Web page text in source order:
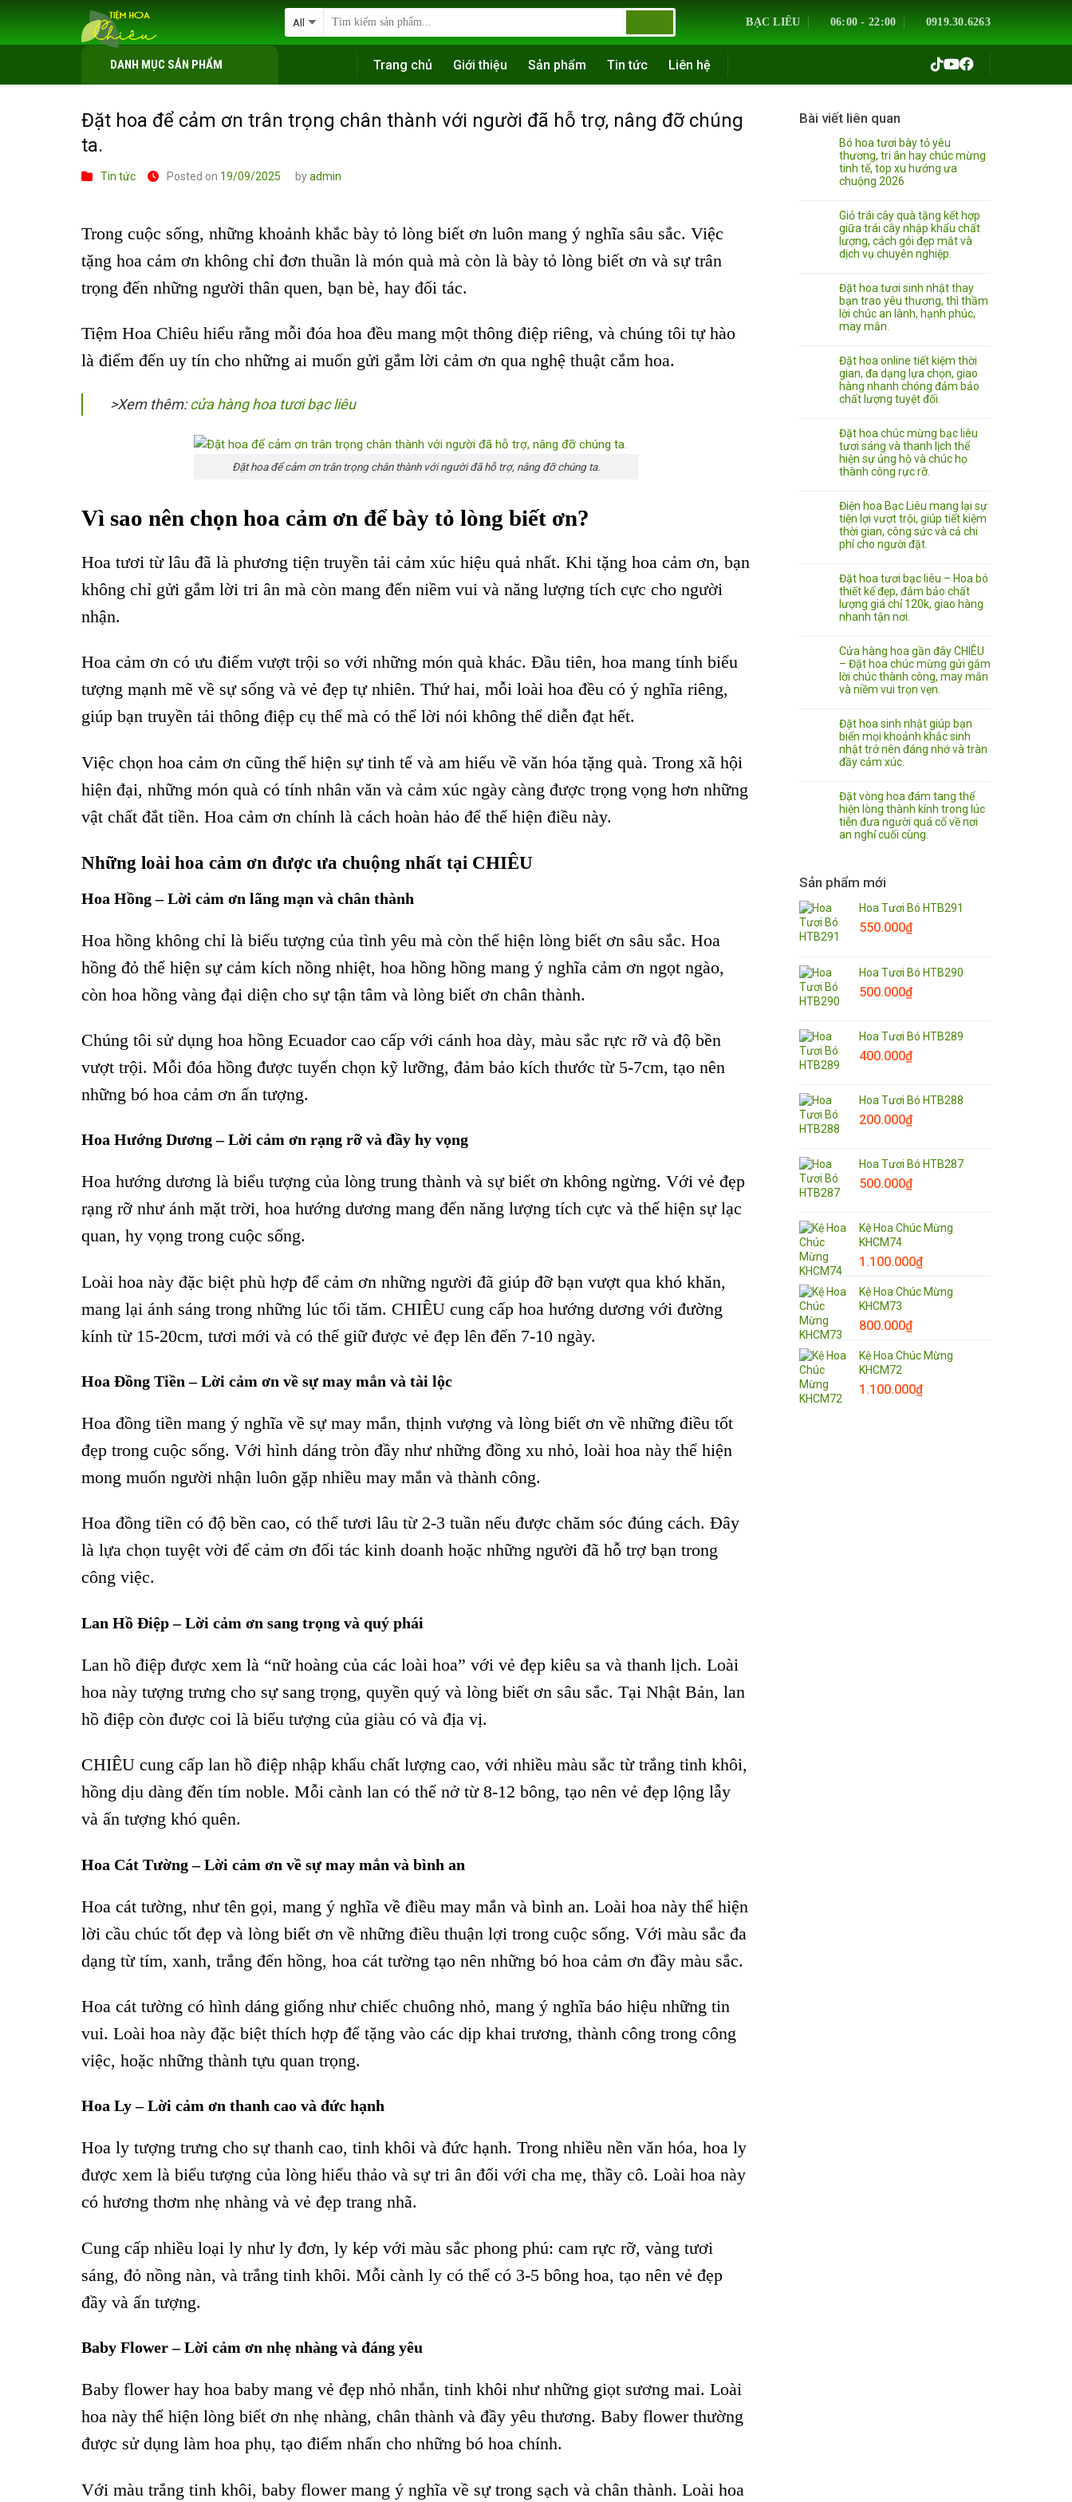
content
BẠC LIÊU 06:00 - 22:00 0919.30.6263
DANH MỤC SẢN PHẨM Trang chủ Giới thiệu Sản phẩm Tin tức Liên hệ
Đặt hoa để cảm ơn trân trọng chân thành với người đã hỗ trợ, nâng đỡ chúng
ta.
Tin tức Posted on 19/09/2025 byadmin
Trong cuộc sống, những khoảnh khắc bày tỏ lòng biết ơn luôn mang ý nghĩa sâu sắc. Việc
tặng hoa cảm ơn không chỉ đơn thuần là món quà mà còn là bày tỏ lòng biết ơn và sự trân
trọng đến những người thân quen, bạn bè, hay đối tác.
Tiệm Hoa Chiêu hiểu rằng mỗi đóa hoa đều mang một thông điệp riêng, và chúng tôi tự hào
là điểm đến uy tín cho những ai muốn gửi gắm lời cảm ơn qua nghệ thuật cắm hoa.
>Xem thêm:cửa hàng hoa tươi bạc liêu
Đặt hoa để cảm ơn trân trọng chân thành với người đã hỗ trợ, nâng đỡ chúng ta.
Vì sao nên chọn hoa cảm ơn để bày tỏ lòng biết ơn?
Hoa tươi từ lâu đã là phương tiện truyền tải cảm xúc hiệu quả nhất. Khi tặng hoa cảm ơn, bạn
không chỉ gửi gắm lời tri ân mà còn mang đến niềm vui và năng lượng tích cực cho người
nhận.
Hoa cảm ơn có ưu điểm vượt trội so với những món quà khác. Đầu tiên, hoa mang tính biểu
tượng mạnh mẽ về sự sống và vẻ đẹp tự nhiên. Thứ hai, mỗi loài hoa đều có ý nghĩa riêng,
giúp bạn truyền tải thông điệp cụ thể mà có thể lời nói không thể diễn đạt hết.
Việc chọn hoa cảm ơn cũng thể hiện sự tinh tế và am hiểu về văn hóa tặng quà. Trong xã hội
hiện đại, những món quà có tính nhân văn và cảm xúc ngày càng được trọng vọng hơn những
vật chất đắt tiền. Hoa cảm ơn chính là cách hoàn hảo để thể hiện điều này.
Những loài hoa cảm ơn được ưa chuộng nhất tại CHIÊU
Hoa Hồng – Lời cảm ơn lãng mạn và chân thành
Hoa hồng không chỉ là biểu tượng của tình yêu mà còn thể hiện lòng biết ơn sâu sắc. Hoa
hồng đỏ thể hiện sự cảm kích nồng nhiệt, hoa hồng hồng mang ý nghĩa cảm ơn ngọt ngào,
còn hoa hồng vàng đại diện cho sự tận tâm và lòng biết ơn chân thành.
Chúng tôi sử dụng hoa hồng Ecuador cao cấp với cánh hoa dày, màu sắc rực rỡ và độ bền
vượt trội. Mỗi đóa hồng được tuyển chọn kỹ lưỡng, đảm bảo kích thước từ 5-7cm, tạo nên
những bó hoa cảm ơn ấn tượng.
Hoa Hướng Dương – Lời cảm ơn rạng rỡ và đầy hy vọng
Hoa hướng dương là biểu tượng của lòng trung thành và sự biết ơn không ngừng. Với vẻ đẹp
rạng rỡ như ánh mặt trời, hoa hướng dương mang đến năng lượng tích cực và thể hiện sự lạc
quan, hy vọng trong cuộc sống.
Loài hoa này đặc biệt phù hợp để cảm ơn những người đã giúp đỡ bạn vượt qua khó khăn,
mang lại ánh sáng trong những lúc tối tăm. CHIÊU cung cấp hoa hướng dương với đường
kính từ 15-20cm, tươi mới và có thể giữ được vẻ đẹp lên đến 7-10 ngày.
Hoa Đồng Tiền – Lời cảm ơn về sự may mắn và tài lộc
Hoa đồng tiền mang ý nghĩa về sự may mắn, thịnh vượng và lòng biết ơn về những điều tốt
đẹp trong cuộc sống. Với hình dáng tròn đầy như những đồng xu nhỏ, loài hoa này thể hiện
mong muốn người nhận luôn gặp nhiều may mắn và thành công.
Hoa đồng tiền có độ bền cao, có thể tươi lâu từ 2-3 tuần nếu được chăm sóc đúng cách. Đây
là lựa chọn tuyệt vời để cảm ơn đối tác kinh doanh hoặc những người đã hỗ trợ bạn trong
công việc.
Lan Hồ Điệp – Lời cảm ơn sang trọng và quý phái
Lan hồ điệp được xem là “nữ hoàng của các loài hoa” với vẻ đẹp kiêu sa và thanh lịch. Loài
hoa này tượng trưng cho sự sang trọng, quyền quý và lòng biết ơn sâu sắc. Tại Nhật Bản, lan
hồ điệp còn được coi là biểu tượng của giàu có và địa vị.
CHIÊU cung cấp lan hồ điệp nhập khẩu chất lượng cao, với nhiều màu sắc từ trắng tinh khôi,
hồng dịu dàng đến tím noble. Mỗi cành lan có thể nở từ 8-12 bông, tạo nên vẻ đẹp lộng lẫy
và ấn tượng khó quên.
Hoa Cát Tường – Lời cảm ơn về sự may mắn và bình an
Hoa cát tường, như tên gọi, mang ý nghĩa về điều may mắn và bình an. Loài hoa này thể hiện
lời cầu chúc tốt đẹp và lòng biết ơn về những điều thuận lợi trong cuộc sống. Với màu sắc đa
dạng từ tím, xanh, trắng đến hồng, hoa cát tường tạo nên những bó hoa cảm ơn đầy màu sắc.
Hoa cát tường có hình dáng giống như chiếc chuông nhỏ, mang ý nghĩa báo hiệu những tin
vui. Loài hoa này đặc biệt thích hợp để tặng vào các dịp khai trương, thành công trong công
việc, hoặc những thành tựu quan trọng.
Hoa Ly – Lời cảm ơn thanh cao và đức hạnh
Hoa ly tượng trưng cho sự thanh cao, tinh khôi và đức hạnh. Trong nhiều nền văn hóa, hoa ly
được xem là biểu tượng của lòng hiếu thảo và sự tri ân đối với cha mẹ, thầy cô. Loài hoa này
có hương thơm nhẹ nhàng và vẻ đẹp trang nhã.
Cung cấp nhiều loại ly như ly đơn, ly kép với màu sắc phong phú: cam rực rỡ, vàng tươi
sáng, đỏ nồng nàn, và trắng tinh khôi. Mỗi cành ly có thể có 3-5 bông hoa, tạo nên vẻ đẹp
đầy và ấn tượng.
Baby Flower – Lời cảm ơn nhẹ nhàng và đáng yêu
Baby flower hay hoa baby mang vẻ đẹp nhỏ nhắn, tinh khôi như những giọt sương mai. Loài
hoa này thể hiện lòng biết ơn nhẹ nhàng, chân thành và đầy yêu thương. Baby flower thường
được sử dụng làm hoa phụ, tạo điểm nhấn cho những bó hoa chính.
Với màu trắng tinh khôi, baby flower mang ý nghĩa về sự trong sạch và chân thành. Loài hoa
Bài viết liên quan
Bó hoa tươi bày tỏ yêu
thương, tri ân hay chúc mừng
tinh tế, top xu hướng ưa
chuộng 2026
Giỏ trái cây quà tặng kết hợp
giữa trái cây nhập khẩu chất
lượng, cách gói đẹp mắt và
dịch vụ chuyên nghiệp.
Đặt hoa tươi sinh nhật thay
bạn trao yêu thương, thì thầm
lời chúc an lành, hạnh phúc,
may mắn.
Đặt hoa online tiết kiệm thời
gian, đa dạng lựa chọn, giao
hàng nhanh chóng đảm bảo
chất lượng tuyệt đối.
Đặt hoa chúc mừng bạc liêu
tươi sáng và thanh lịch thể
hiện sự ủng hộ và chúc họ
thành công rực rỡ.
Điện hoa Bạc Liêu mang lại sự
tiện lợi vượt trội, giúp tiết kiệm
thời gian, công sức và cả chi
phí cho người đặt.
Đặt hoa tươi bạc liêu – Hoa bó
thiết kế đẹp, đảm bảo chất
lượng giá chỉ 120k, giao hàng
nhanh tận nơi.
Cửa hàng hoa gần đây CHIÊU
– Đặt hoa chúc mừng gửi gắm
lời chúc thành công, may mắn
và niềm vui trọn vẹn.
Đặt hoa sinh nhật giúp bạn
biến mọi khoảnh khắc sinh
nhật trở nên đáng nhớ và tràn
đầy cảm xúc.
Đặt vòng hoa đám tang thể
hiện lòng thành kính trong lúc
tiễn đưa người quá cố về nơi
an nghỉ cuối cùng.
Sản phẩm mới
Hoa Tươi Bó HTB291
550.000₫
Hoa Tươi Bó HTB290
500.000₫
Hoa Tươi Bó HTB289
400.000₫
Hoa Tươi Bó HTB288
200.000₫
Hoa Tươi Bó HTB287
500.000₫
Kệ Hoa Chúc Mừng
KHCM74
1.100.000₫
Kệ Hoa Chúc Mừng
KHCM73
800.000₫
Kệ Hoa Chúc Mừng
KHCM72
1.100.000₫